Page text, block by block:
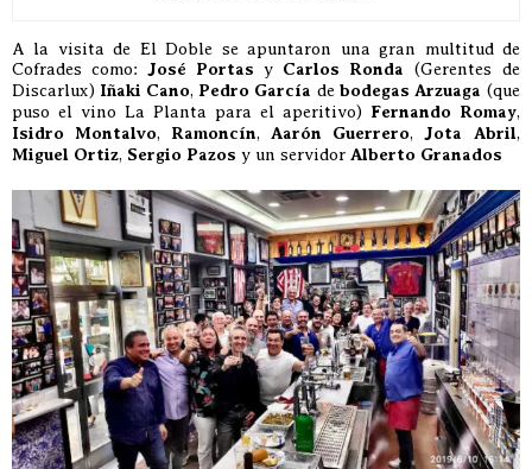
A la visita de El Doble se apuntaron una gran multitud de
Cofrades como: José Portas y Carlos Ronda (Gerentes de
Discarlux) Iñaki Cano, Pedro García de bodegas Arzuaga (que
puso el vino La Planta para el aperitivo) Fernando Romay,
Isidro Montalvo, Ramoncín, Aarón Guerrero, Jota Abril,
Miguel Ortiz, Sergio Pazos y un servidor Alberto Granados